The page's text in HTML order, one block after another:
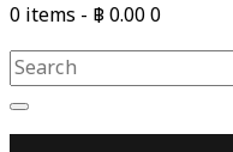
0 items - ฿ 0.000